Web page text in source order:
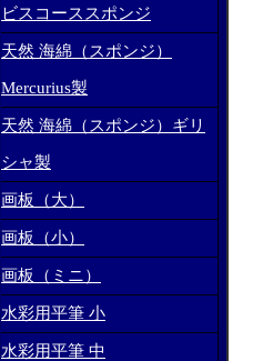
ビスコーススポンジ
天然 海綿（スポンジ）
Mercurius製
天然 海綿（スポンジ）ギリ
シャ製
画板（大）
画板（小）
画板（ミニ）
水彩用平筆 小
水彩用平筆 中